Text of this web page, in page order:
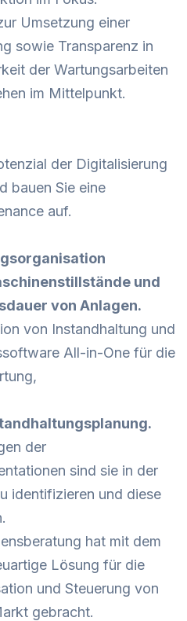
Umsetzung einer
sowie Transparenz in
der Wartungsarbeiten
im Mittelpunkt.
der Digitalisierung
bauen Sie eine
auf.
und
von Anlagen.
von Instandhaltung und
All-in-One für die
der
sind sie in der
identifizieren und diese
hat mit dem
Lösung für die
und Steuerung von
gebracht.